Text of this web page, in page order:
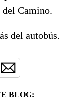
del Camino.
del autobús.
BLOG: